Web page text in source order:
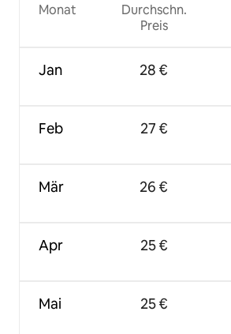
Monat
Jan
Feb
Mär
Apr
Mai
Durchschn.
Preis
28 €
27 €
26 €
25 €
25 €